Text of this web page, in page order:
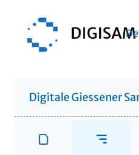
Digitale Giessener